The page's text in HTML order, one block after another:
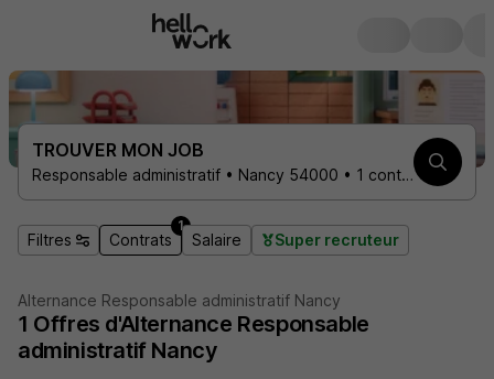
TROUVER MON JOB
Responsable administratif • Nancy 54000 • 1 contrat
Filtres Contrats
1
Salaire Super recruteur
Alternance Responsable administratif Nancy
1 Offres d'Alternance Responsable
administratif Nancy